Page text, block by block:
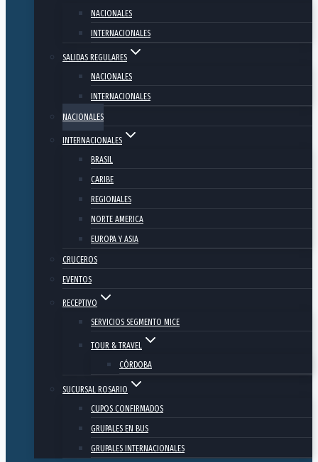
NACIONALES
INTERNACIONALES
SALIDAS REGULARES
NACIONALES
INTERNACIONALES
NACIONALES
INTERNACIONALES
BRASIL
CARIBE
REGIONALES
NORTE AMERICA
EUROPA Y ASIA
CRUCEROS
EVENTOS
RECEPTIVO
SERVICIOS SEGMENTO MICE
TOUR & TRAVEL
CÓRDOBA
SUCURSAL ROSARIO
CUPOS CONFIRMADOS
GRUPALES EN BUS
GRUPALES INTERNACIONALES